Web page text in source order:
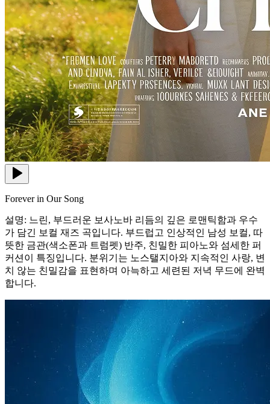
Forever in Our Song
설명: 느린, 부드러운 보사노바 리듬의 깊은 로맨틱함과 우수
가 담긴 보컬 재즈 곡입니다. 부드럽고 인상적인 남성 보컬, 따
뜻한 금관(색소폰과 트럼펫) 반주, 친밀한 피아노와 섬세한 퍼
커션이 특징입니다. 분위기는 노스탤지아와 지속적인 사랑, 변
치 않는 친밀감을 표현하며 아늑하고 세련된 저녁 무드에 완벽
합니다.